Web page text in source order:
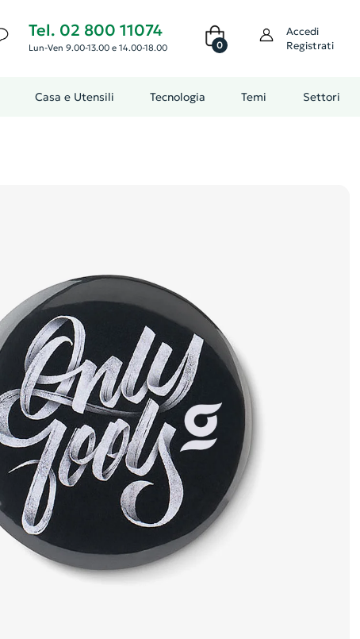
Tel. 02 800 11074
Lun-Ven 9.00-13.00 e 14.00-18.00 0
Accedi
Registrati
Casa e Utensili Tecnologia Temi Settori